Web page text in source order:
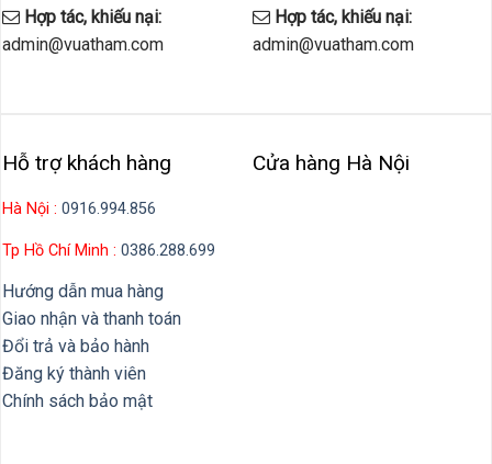
Hợp tác, khiếu nại:
admin@vuatham.com
Hợp tác, khiếu nại:
admin@vuatham.com
Hỗ trợ khách hàng
Hà Nội : 0916.994.856
Tp Hồ Chí Minh : 0386.288.699
Hướng dẫn mua hàng
Giao nhận và thanh toán
Đổi trả và bảo hành
Đăng ký thành viên
Chính sách bảo mật
Cửa hàng Hà Nội